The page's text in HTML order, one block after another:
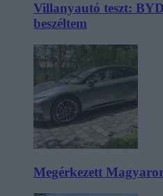
Villanyautó teszt:
beszéltem
Megérkezett